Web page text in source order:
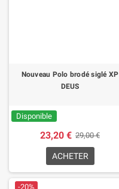
Nouveau Polo brodé siglé XP
DEUS
Disponible
23,20 € 29,00 €
ACHETER
-20%